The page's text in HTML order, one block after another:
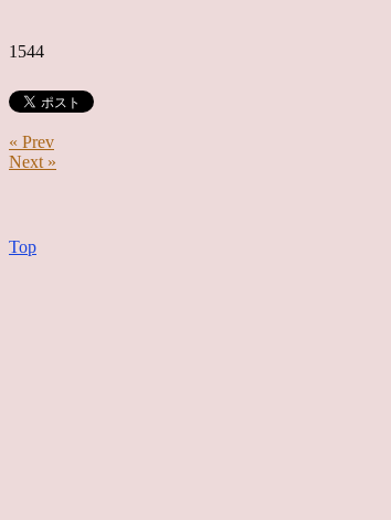
1544
« Prev
Next »
Top